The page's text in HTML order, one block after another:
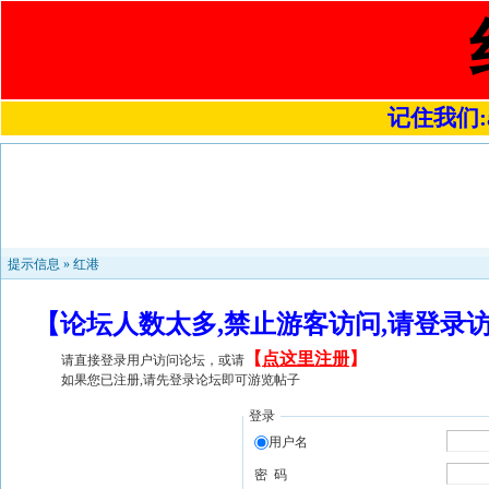
记住我们
提示信息 » 红港
【论坛人数太多,禁止游客访问,请登
请直接登录用户访问论坛，或请 【 点这里注册】
如果您已注册,请先登录论坛即可游览帖子
登录
用户名
密 码